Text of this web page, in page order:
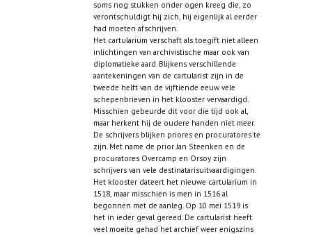
soms nog stukken onder ogen kreeg die, zo
verontschuldigt hij zich, hij eigenlijk al eerder
had moeten afschrijven.
Het cartularium verschaft als toegift niet alleen
inlichtingen van archivistische maar ook van
diplomatieke aard. Blijkens verschillende
aantekeningen van de cartularist zijn in de
tweede helft van de vijftiende eeuw vele
schepenbrieven in het klooster vervaardigd.
Misschien gebeurde dit voor die tijd ook al,
maar herkent hij de oudere handen niet meer.
De schrijvers blijken priores en procuratores te
zijn. Met name de prior Jan Steenken en de
procuratores Overcamp en Orsoy zijn
schrijvers van vele destinatarisuitvaardigingen.
Het klooster dateert het nieuwe cartularium in
1518, maar misschien is men in 1516 al
begonnen met de aanleg. Op 10 mei 1519 is
het in ieder geval gereed. De cartularist heeft
veel moeite gehad het archief weer enigszins